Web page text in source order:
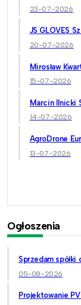
23-07-2026
JS GLOVES
20-07-2026
Mirosław
15-07-2026
Marcin Ilnicki
14-07-2026
AgroDrone
13-07-2026
Ogłoszenia
Sprzedam
05-08-2026
Projektowanie PV